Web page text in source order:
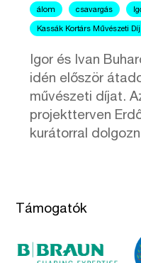
álom csavargás
Kassák Kortárs Művészeti Díj
Igor és Ivan
idén először
művészeti díjat.
projektterven
kurátorral
Támogatók